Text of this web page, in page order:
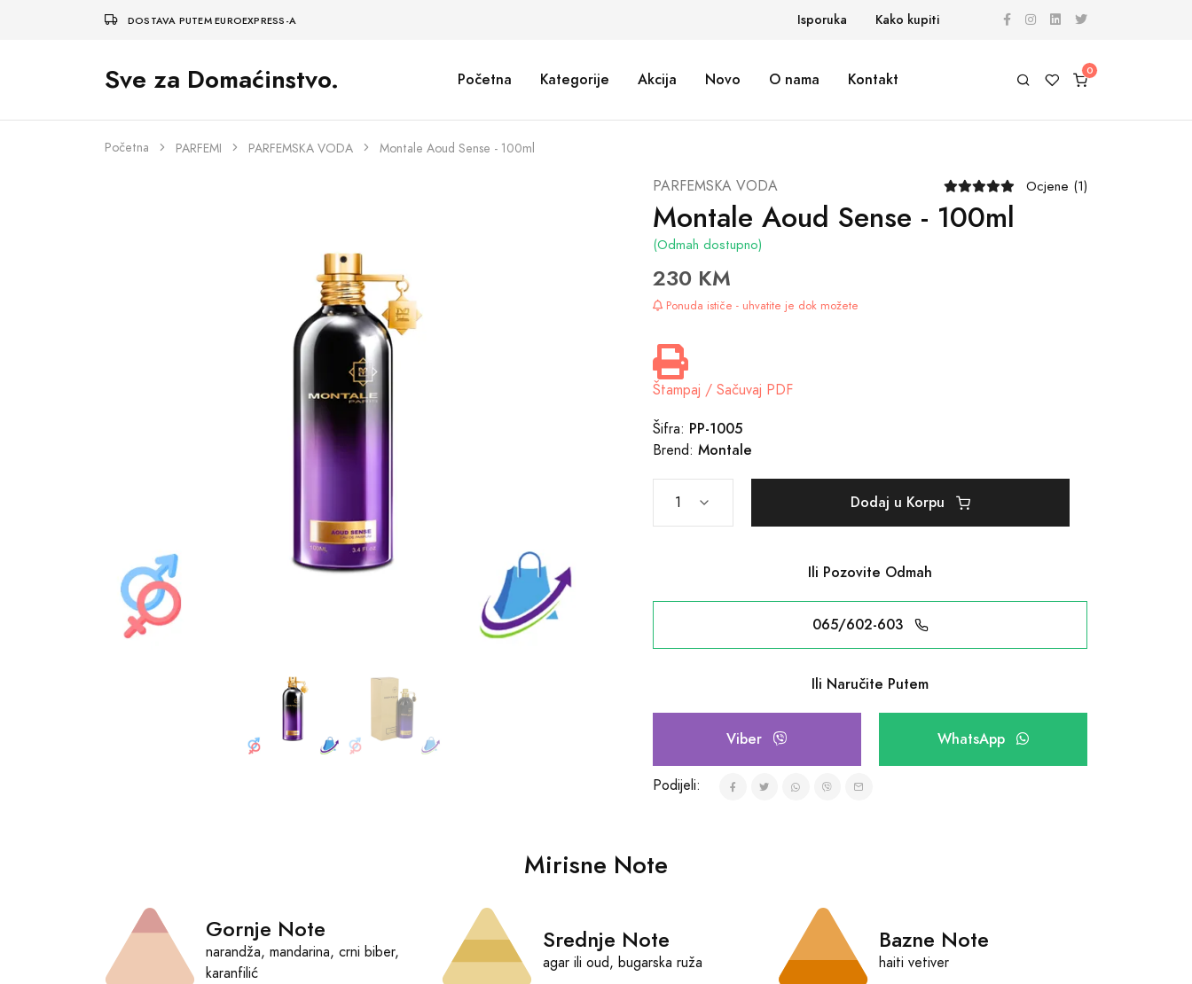
DOSTAVA PUTEM EUROEXPRESS-A Isporuka Kako kupiti
Sve za Domaćinstvo. Početna Kategorije Akcija Novo O nama Kontakt
Početna PARFEMI PARFEMSKA VODA Montale Aoud Sense - 100ml
PARFEMSKA VODA Ocjene (1)
Montale Aoud Sense - 100ml
(Odmah dostupno)
230 KM
Ponuda ističe - uhvatite je dok možete
Štampaj / Sačuvaj PDF
Šifra: PP-1005
Brend: Montale
Dodaj u Korpu
Ili Pozovite Odmah
065/602-603
Ili Naručite Putem
Viber WhatsApp
Podijeli:
Mirisne Note
Gornje Note
narandža, mandarina, crni biber,
karanfilić
Srednje Note
agar ili oud, bugarska ruža
Bazne Note
haiti vetiver